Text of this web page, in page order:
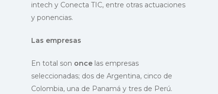
intech y Conecta TIC, entre otras actuaciones
y ponencias.
Las empresas
En total son once las empresas
seleccionadas; dos de Argentina, cinco de
Colombia, una de Panamá y tres de Perú.